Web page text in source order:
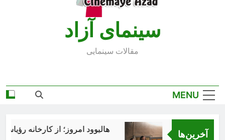
سينماى آزاد
مقالات سينمايى
MENU
آخرین‌ها هالیوود امروز؛ از کارخانه